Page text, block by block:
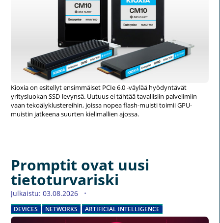
Kioxia on esitellyt ensimmäiset PCIe 6.0 -väylää hyödyntävät
yritysluokan SSD-levynsä. Uutuus ei tähtää tavallisiin palvelimiin
vaan tekoälyklustereihin, joissa nopea flash-muisti toimii GPU-
muistin jatkeena suurten kielimallien ajossa.
Promptit ovat uusi
tietoturvariski
Julkaistu: 03.08.2026
DEVICES NETWORKS ARTIFICIAL INTELLIGENCE